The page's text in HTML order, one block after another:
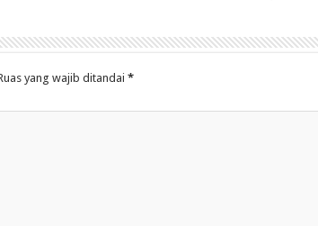
yang wajib ditandai *